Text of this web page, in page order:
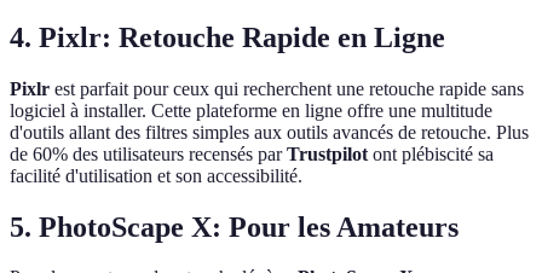
4. Pixlr: Retouche Rapide en Ligne
Pixlr est parfait pour ceux qui recherchent une retouche rapide sans
logiciel à installer. Cette plateforme en ligne offre une multitude
d'outils allant des filtres simples aux outils avancés de retouche. Plus
de 60% des utilisateurs recensés parTrustpilot ont plébiscité sa
facilité d'utilisation et son accessibilité.
5. PhotoScape X: Pour les Amateurs